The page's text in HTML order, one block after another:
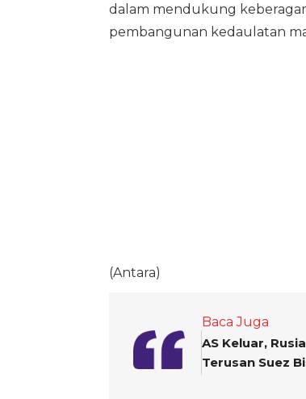
dalam mendukung
pembangunan kedaulatan
(Antara)
Baca Juga
AS Keluar,
Terusan Suez